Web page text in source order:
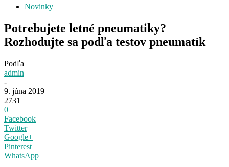
Novinky
Potrebujete letné pneumatiky?
Rozhodujte sa podľa testov pneumatík
Podľa
admin
-
9. júna 2019
2731
0
Facebook
Twitter
Google+
Pinterest
WhatsApp